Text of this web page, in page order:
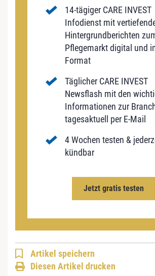
14-tägiger CARE INVEST
Infodienst mit
Hintergrundberichten
Pflegemarkt digital und
Format
Täglicher CARE INVEST
Newsflash mit den
Informationen zur
tagesaktuell per E-Mail
4 Wochen testen &
kündbar
Jetzt gratis testen
Artikel speichern
Diesen Artikel drucken